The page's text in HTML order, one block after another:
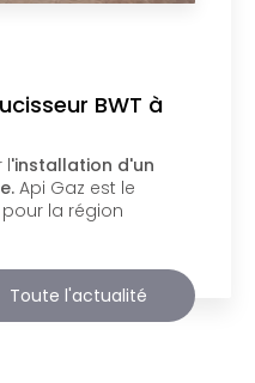
son nouveau
web réalisé par la
une
besoin…
Toute l'actualité